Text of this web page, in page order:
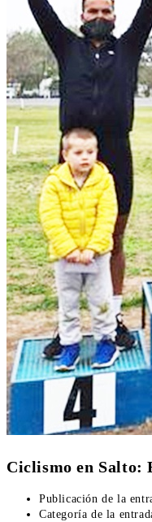
Ciclismo en Salto:
Publicación de la
Categoría de la